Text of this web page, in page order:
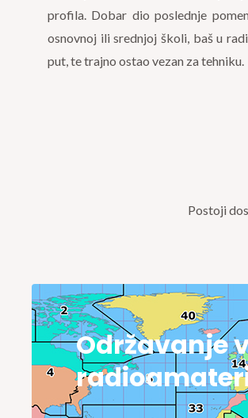
profila. Dobar dio poslednje
osnovnoj ili srednjoj školi, baš u
put, te trajno ostao vezan za tehniku.
Postoji
Održavanje